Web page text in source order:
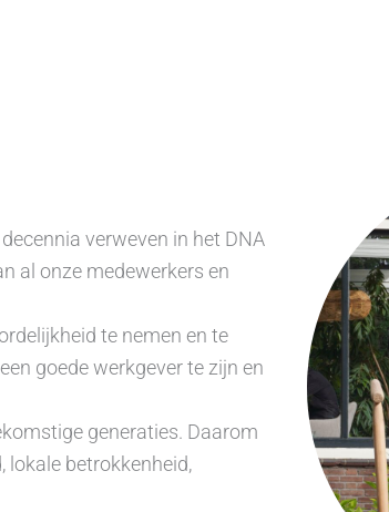
verweven in het DNA
al onze medewerkers en
te nemen en te
goede werkgever te zijn en
generaties. Daarom
lokale betrokkenheid,